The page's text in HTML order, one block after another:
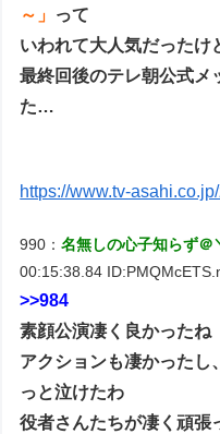
～」 って
いわれて大人気だったけ
最終回後のテレ朝公式メ
た…
https://www.tv-
990：名無しの心子知らず
00:15:38.84
>>984
素顔公演凄く良かったね
アクションも凄かったし
っと泣けたわ
役者さんたちが凄く頑張